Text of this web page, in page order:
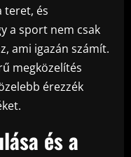
teret, és
a sport nem csak
ami igazán számít.
megközelítés
érezzék
és a